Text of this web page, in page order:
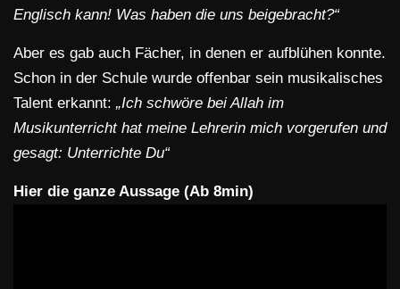
Englisch kann! Was haben die uns beigebracht?“
Aber es gab auch Fächer, in denen er aufblühen konnte.
Schon in der Schule wurde offenbar sein musikalisches
Talent erkannt: „Ich schwöre bei Allah im
Musikunterricht hat meine Lehrerin mich vorgerufen und
gesagt: Unterrichte Du“
Hier die ganze Aussage (Ab 8min)